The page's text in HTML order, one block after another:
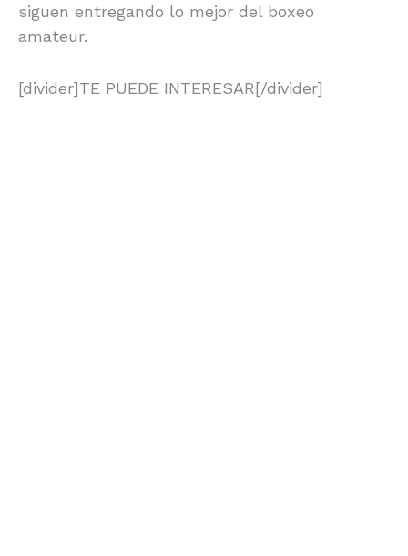
siguen entregando lo mejor del boxeo
amateur.
[divider]TE PUEDE INTERESAR[/divider]